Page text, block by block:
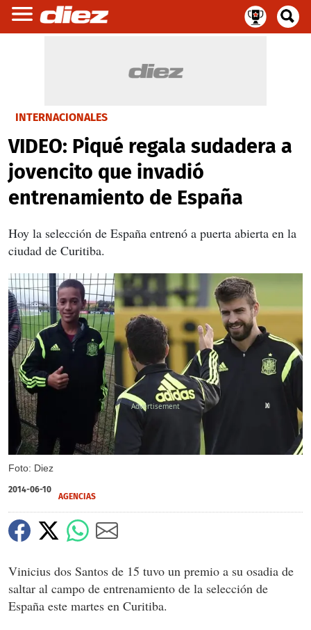
INTERNACIONALES
VIDEO: Piqué regala sudadera a
jovencito que invadió
entrenamiento de España
Hoy la selección de España entrenó a puerta abierta en la
ciudad de Curitiba.
Foto: Diez
X
2014-06-10
AGENCIAS
Vinicius dos Santos de 15 tuvo un premio a su osadia de
saltar al campo de entrenamiento de la selección de
España este martes en Curitiba.